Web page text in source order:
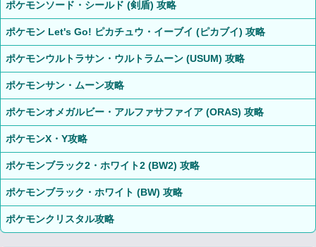
ポケモンソード・シールド (剣盾) 攻略
ポケモン Let's Go! ピカチュウ・イーブイ (ピカブイ) 攻略
ポケモンウルトラサン・ウルトラムーン (USUM) 攻略
ポケモンサン・ムーン攻略
ポケモンオメガルビー・アルファサファイア (ORAS) 攻略
ポケモンX・Y攻略
ポケモンブラック2・ホワイト2 (BW2) 攻略
ポケモンブラック・ホワイト (BW) 攻略
ポケモンクリスタル攻略